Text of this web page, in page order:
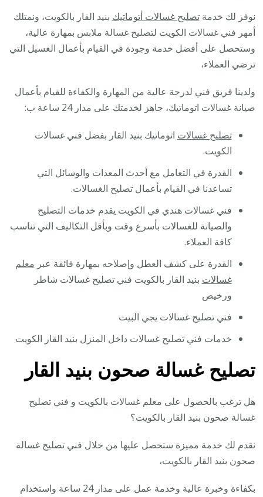
نوفر لك خدمةتصليح غسالات أتوماتيك بنيد القار بالكويت، ونمتلك
أمهر فني غسالات الكويت لتصليح غسالة ملابس بمهارة عالية،
وستحصل على أفضل خدمة وجودة في القيام بأعمال الغسيل التي
ترضي العملاء،
ولدينا فريق فني لدرجة عالية من المهارة والكفاءة للقيام بأعمال
صيانة غسالات اتوماتيك، جاهز لخدمتك على مدار 24 ساعة ب:
تصليح غسالات اتوماتيك بنيد القار بفضل فني غسالات
الكويت.
القدرة في التعامل مع أحدث المعدات والوسائل التي
تساعدنا في القيام بأعمال تصليح الغسالات.
فني غسالات هندي في الكويت يقدم خدمات التصليح
والصيانة للغسالات بأسرع وقت وبأقل التكاليف التي تناسب
كافة العملاء.
القدرة على كشف العطل وإصلاحه بمهارة فائقة عبر معلم
غسالات بنيد القار بالكويت فني تصليح غسالات شاطر
ورخيص
فني تصليح غسالات يجي البيت
خدمات فني تصليح غسالات داخل المنزل بنيد القار الكويت
تصليح غسالة صحون بنيد القار
هل ترغب بالحصول على معلم غسالات بالكويت و فني تصليح
غسالة صحون بنيد القار بالكويت؟
نقدم لك خدمة مميزة ستحصل عليها من خلال فني تصليح غسالة
صحون بنيد القار بالكويت،
بكفاءة وخبرة عالية وخدمة عمل على مدار 24 ساعة واستخدام